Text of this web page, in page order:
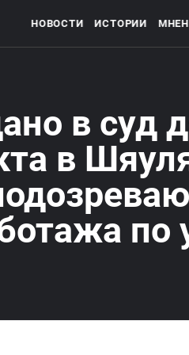
НОВОСТИ ИСТОРИИ
в суд
в
по